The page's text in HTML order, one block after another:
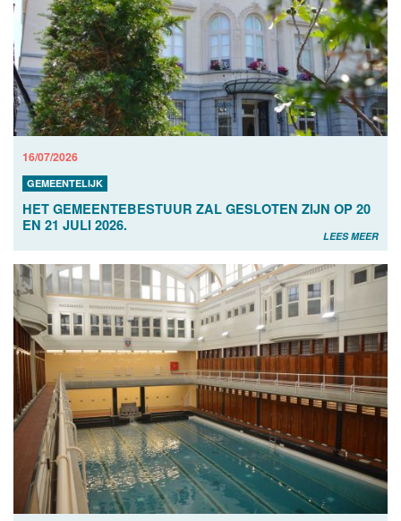
16/07/2026
GEMEENTELIJK
HET GEMEENTEBESTUUR ZAL GESLOTEN ZIJN OP 20
EN 21 JULI 2026.
LEES MEER